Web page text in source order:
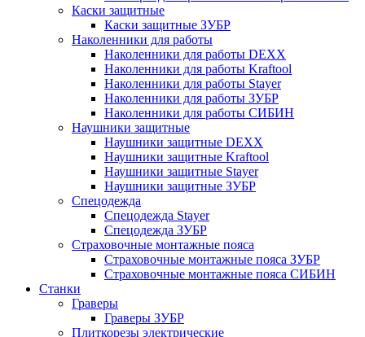
Каски защитные
Каски защитные ЗУБР
Наколенники для работы
Наколенники для работы DEXX
Наколенники для работы Kraftool
Наколенники для работы Stayer
Наколенники для работы ЗУБР
Наколенники для работы СИБИН
Наушники защитные
Наушники защитные DEXX
Наушники защитные Kraftool
Наушники защитные Stayer
Наушники защитные ЗУБР
Спецодежда
Спецодежда Stayer
Спецодежда ЗУБР
Страховочные монтажные пояса
Страховочные монтажные пояса ЗУБР
Страховочные монтажные пояса СИБИН
Станки
Граверы
Граверы ЗУБР
Плиткорезы электрические